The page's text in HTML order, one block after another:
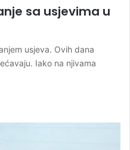
sa usjevima u
usjeva. Ovih dana
Iako na njivama